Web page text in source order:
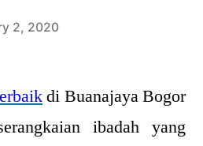
2, 2020
di Buanajaya Bogor
ibadah yang